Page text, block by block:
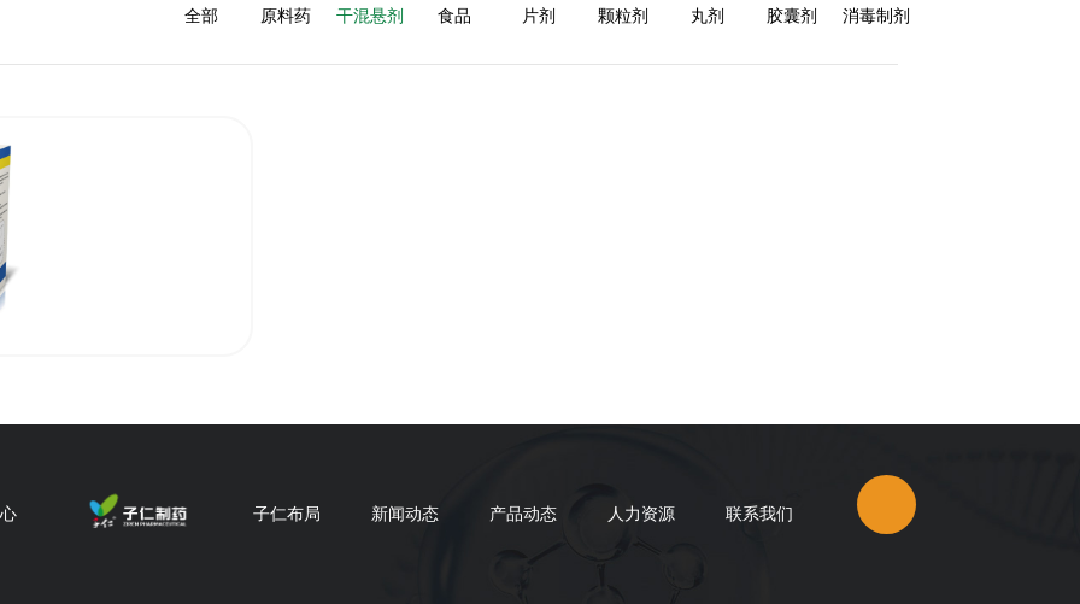
全部 原料药 干混悬剂 食品 片剂 颗粒剂 丸剂 胶囊剂 消毒制剂
剂
子仁布局 新闻动态 产品动态 人力资源 联系我们